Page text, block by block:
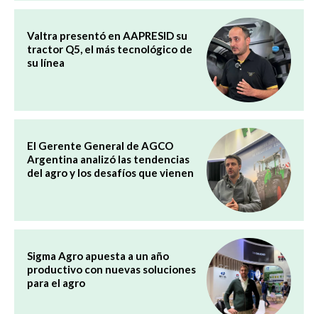
Valtra presentó en AAPRESID su
tractor Q5, el más tecnológico de
su línea
El Gerente General de AGCO
Argentina analizó las tendencias
del agro y los desafíos que vienen
Sigma Agro apuesta a un año
productivo con nuevas soluciones
para el agro